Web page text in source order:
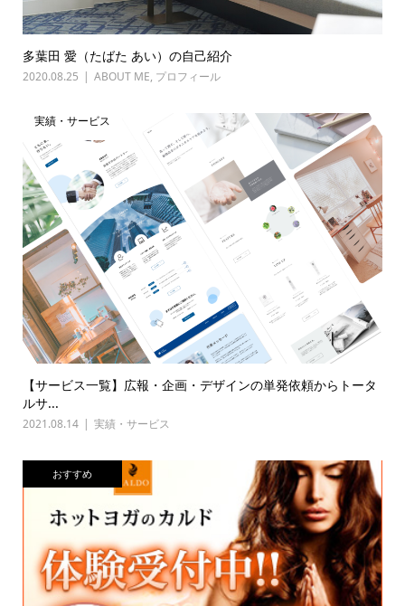
多葉田 愛（たばた あい）の自己紹介
2020.08.25 ABOUT ME, プロフィール
実績・サービス
【サービス一覧】広報・企画・デザインの単発依頼からトータ
ルサ...
2021.08.14 実績・サービス
おすすめ